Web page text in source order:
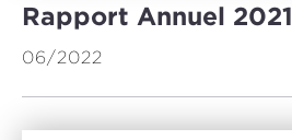
Rapport Annuel 2021
06/2022